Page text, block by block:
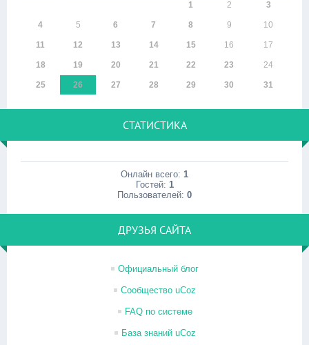
1 2 3
4 5 6 7 8 9 10
11 12 13 14 15 16 17
18 19 20 21 22 23 24
25 26 27 28 29 30 31
СТАТИСТИКА
Онлайн всего: 1
Гостей: 1
Пользователей: 0
ДРУЗЬЯ САЙТА
Официальный блог
Сообщество uCoz
FAQ по системе
База знаний uCoz